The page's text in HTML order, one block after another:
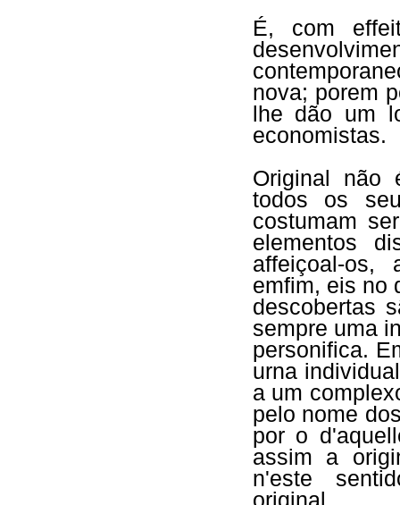
É, com
nova; porem
lhe dão um
economistas.
Original não
todos os
costumam
elementos
affeiçoal-os,
emfim, eis no
descobertas
sempre uma
personifica.
urna
a um
pelo nome
por o
assim a
n'este
original.